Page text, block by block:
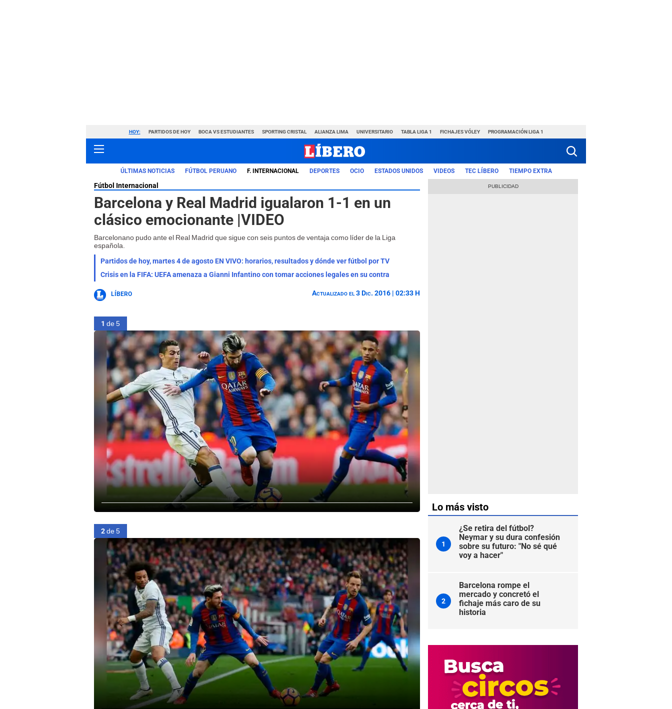
HOY: PARTIDOS DE HOY BOCA VS ESTUDIANTES SPORTING CRISTAL ALIANZA LIMA UNIVERSITARIO TABLA LIGA 1 FICHAJES VÓLEY PROGRAMACIÓN LIGA 1
ÚLTIMAS NOTICIAS FÚTBOL PERUANO F. INTERNACIONAL DEPORTES OCIO ESTADOS UNIDOS VIDEOS TEC LÍBERO TIEMPO EXTRA
Fútbol Internacional
Barcelona y Real Madrid igualaron 1-1 en un
clásico emocionante |VIDEO
Barcelonano pudo ante el Real Madrid que sigue con seis puntos de ventaja como líder de la Liga
española.
Partidos de hoy, martes 4 de agosto EN VIVO: horarios, resultados y dónde ver fútbol por TV
Crisis en la FIFA: UEFA amenaza a Gianni Infantino con tomar acciones legales en su contra
LÍBERO Actualizado el 3 Dic. 2016 | 02:33 H
1 de 5
2de 5
Lo más visto
1
¿Se retira del fútbol?
Neymar y su dura confesión
sobre su futuro: "No sé qué
voy a hacer"
2
Barcelona rompe el
mercado y concretó el
fichaje más caro de su
historia